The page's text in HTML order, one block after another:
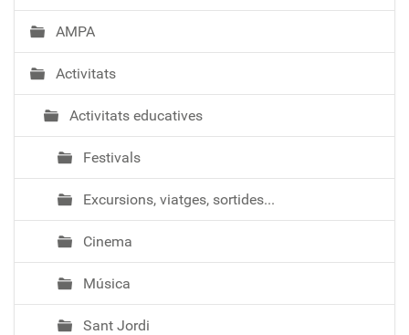
AMPA
Activitats
Activitats educatives
Festivals
Excursions, viatges, sortides...
Cinema
Música
Sant Jordi